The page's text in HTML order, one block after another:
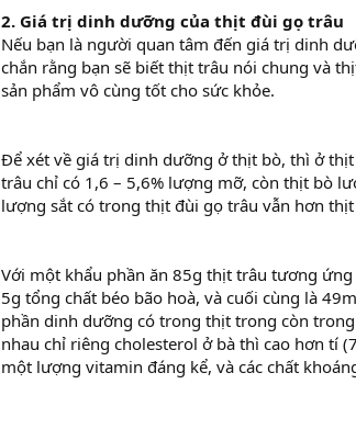
2. Giá trị dinh dưỡng của thịt đùi gọ trâu
Nếu bạn là người quan tâm đến giá trị dinh
chắn rằng bạn sẽ biết thịt trâu nói chung và
sản phẩm vô cùng tốt cho sức khỏe.
Để xét về giá trị dinh dưỡng ở thịt bò, thì ở
trâu chỉ có 1,6 – 5,6% lượng mỡ, còn thịt bò
lượng sắt có trong thịt đùi gọ trâu vẫn hơn
Với một khẩu phần ăn 85g thịt trâu tương
5g tổng chất béo bão hoà, và cuối cùng là
phần dinh dưỡng có trong thịt trong còn
nhau chỉ riêng cholesterol ở bà thì cao hơn tí
một lượng vitamin đáng kể, và các chất